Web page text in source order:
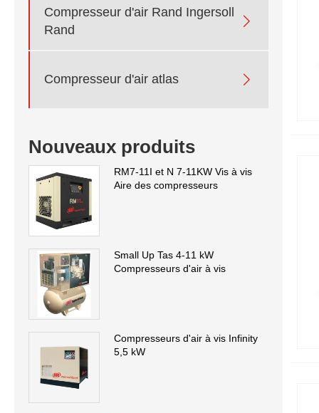
Compresseur d'air Rand Ingersoll
Rand

Compresseur d'air atlas 
Nouveaux produits
RM7-11I et N 7-11KW Vis à vis
Aire des compresseurs
Small Up Tas 4-11 kW
Compresseurs d'air à vis
Compresseurs d'air à vis Infinity
5,5 kW